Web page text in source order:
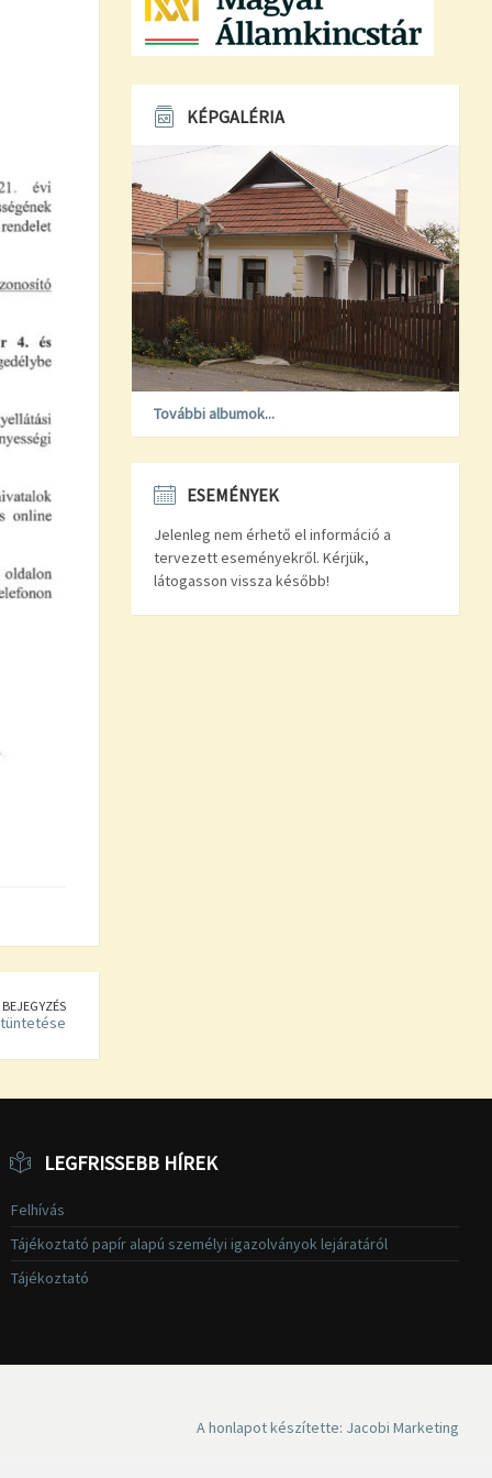
KÉPGALÉRIA
További albumok...
ESEMÉNYEK
Jelenleg nem érhető el információ a
tervezett eseményekről. Kérjük,
látogasson vissza később!
LEGFRISSEBB HÍREK
Felhívás
Tájékoztató papír alapú személyi igazolványok lejáratáról
Tájékoztató
A honlapot készítette: Jacobi Marketing